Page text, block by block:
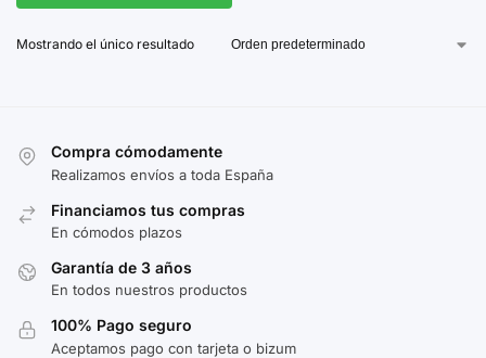
Mostrando el único resultado
Compra cómodamente
Realizamos envíos a toda España
Financiamos tus compras
En cómodos plazos
Garantía de 3 años
En todos nuestros productos
100% Pago seguro
Aceptamos pago con tarjeta o bizum